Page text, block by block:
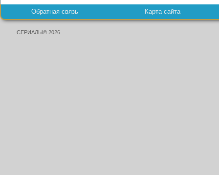
Обратная связь Карта сайта
СЕРИАЛЫ© 2026